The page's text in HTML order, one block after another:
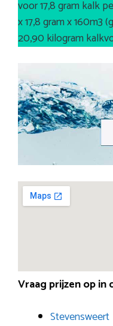
voor 17,8 gram kalk
x 17,8 gram x 160m3
20,90 kilogram
Vraag prijzen op in
Stevensweert